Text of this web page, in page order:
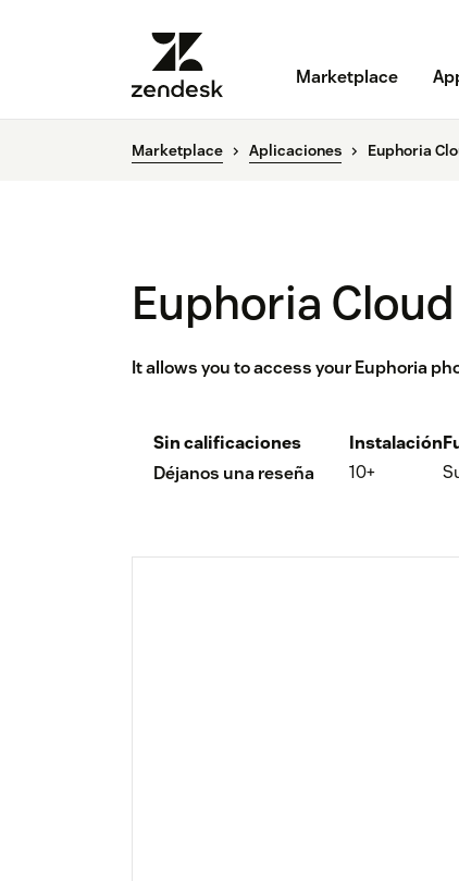
Marketplace
Marketplace Aplicaciones Euphoria
Euphoria
It allows you to access your Euphoria
Sin calificaciones
Déjanos una reseña
Instalación
10+